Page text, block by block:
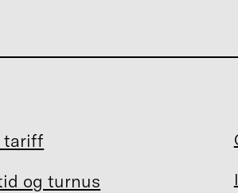
tariff
og turnus